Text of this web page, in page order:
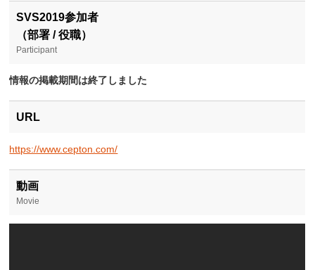
SVS2019参加者
（部署 / 役職）
Participant
情報の掲載期間は終了しました
URL
https://www.cepton.com/
動画
Movie